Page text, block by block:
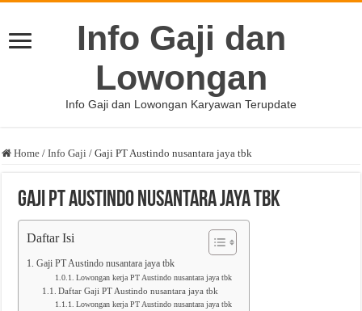
Info Gaji dan
Lowongan
Info Gaji dan Lowongan Karyawan Terupdate
Home / Info Gaji / Gaji PT Austindo nusantara jaya tbk
Gaji PT Austindo nusantara jaya tbk
Daftar Isi
Gaji PT Austindo nusantara jaya tbk
Lowongan kerja PT Austindo nusantara jaya tbk
Daftar Gaji PT Austindo nusantara jaya tbk
Lowongan kerja PT Austindo nusantara jaya tbk